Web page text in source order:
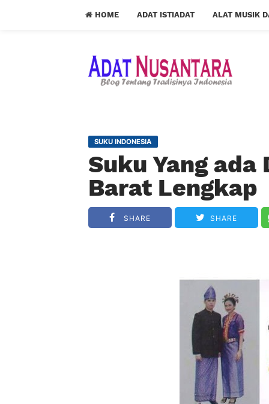
HOME ADAT ISTIADAT ALAT MUSIK
SUKU INDONESIA
Suku Yang ada
Barat Lengkap
SHARE SHARE